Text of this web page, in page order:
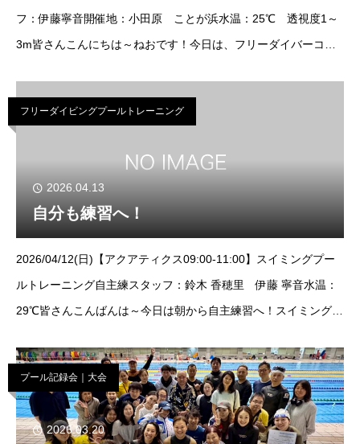
フ：伊藤寧音開催地：小田原 ことが浜水温：25℃ 透視度1～
3m皆さんこんにちは～ねおです！今日は、フリーダイバーコー
たが、うねりの影響も少
フリーダイビングプールトレーニング
2026.04.13
自分も練習へ！
2026/04/12(日)【アクアティクス09:00-11:00】スイミングプー
ルトレーニング自主練スタッフ：鈴木 香穂里 伊藤 寧音水温：
29℃皆さんこんばんは～今日は朝から自主練習へ！スイミングプ
組ん
プール記録会｜大会
2026.03.20